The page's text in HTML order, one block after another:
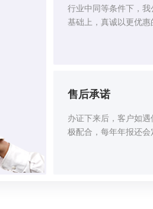
行业中同等条件下，
基础上，真诚以更优惠
售后承诺
办证下来后，客户如
极配合，每年年报还